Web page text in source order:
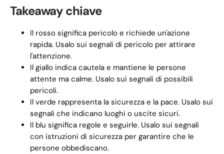
Takeaway chiave
Il rosso significa pericolo e richiede un'azione
rapida. Usalo sui segnali di pericolo per attirare
l'attenzione.
Il giallo indica cautela e mantiene le persone
attente ma calme. Usalo sui segnali di possibili
pericoli.
Il verde rappresenta la sicurezza e la pace. Usalo sui
segnali che indicano luoghi o uscite sicuri.
Il blu significa regole e seguirle. Usalo sui segnali
con istruzioni di sicurezza per garantire che le
persone obbediscano.